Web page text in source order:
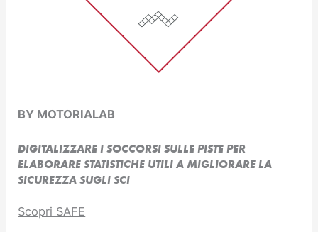
BY MOTORIALAB
DIGITALIZZARE I SOCCORSI SULLE PISTE PER
ELABORARE STATISTICHE UTILI A MIGLIORARE LA
SICUREZZA SUGLI SCI
Scopri SAFE